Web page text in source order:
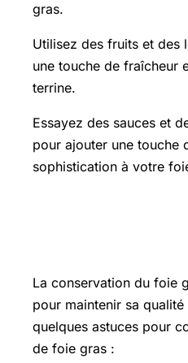
gras.
Utilisez des fruits et des
une touche de fraîcheur
terrine.
Essayez des sauces et
pour ajouter une touche
sophistication à votre
La conservation du foie
pour maintenir sa
quelques astuces pour
de foie gras :